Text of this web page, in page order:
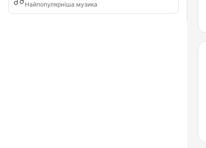
Найпопулярніша музика